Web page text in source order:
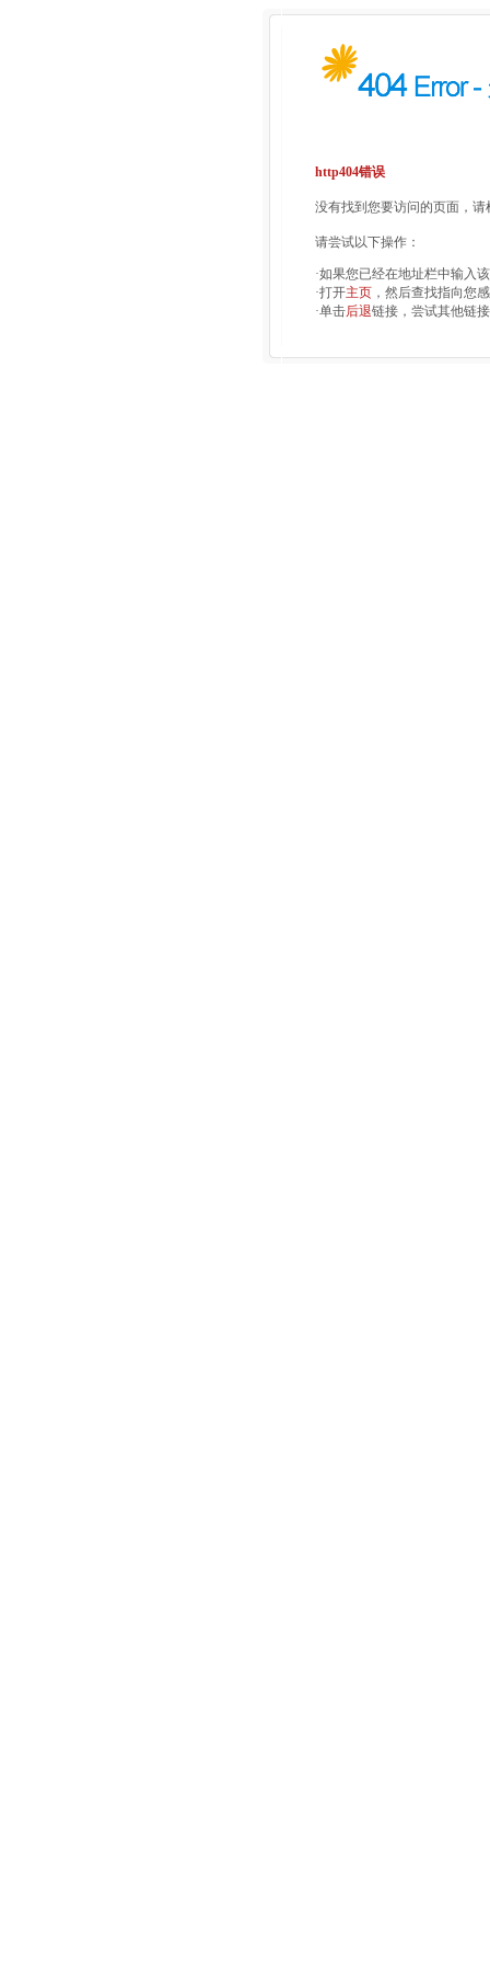
http404错误
没有找到您要访问的页面，
请尝试以下操作：
·如果您已经在地址栏中输入
·打开主页 ，然后查找指向您
·单击后退链接，尝试其他链